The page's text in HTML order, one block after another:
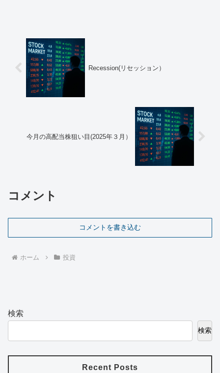
Recession(リセッション）
今月の高配当株狙い目(2025年３月）
コメント
コメントを書き込む
ホーム 投資
検索
検索
Recent Posts